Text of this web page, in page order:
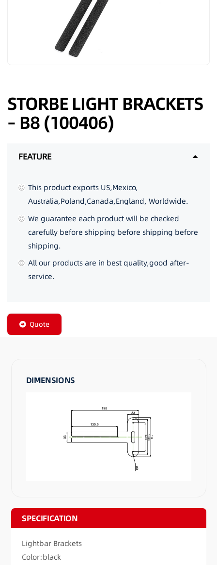
STORBE LIGHT BRACKETS
– B8 (100406)
FEATURE
This product exports US,Mexico,
Australia,Poland,Canada,England, Worldwide.
We guarantee each product will be checked
carefully before shipping before shipping before
shipping.
All our products are in best quality,good after-
service.
Quote
DIMENSIONS
SPECIFICATION
Lightbar Brackets
Color:black